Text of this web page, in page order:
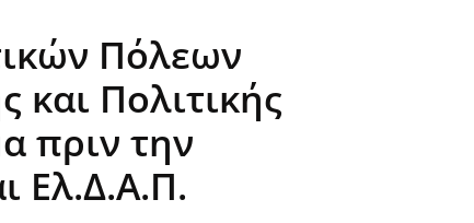
Πόλεων
και Πολιτικής
πριν την
Ελ.Δ.Α.Π.